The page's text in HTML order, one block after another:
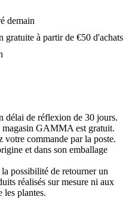
demain
à partir de €50 d'achats
délai de réflexion de 30 jours.
magasin GAMMA est gratuit.
votre commande par la poste.
et dans son emballage
possibilité de retourner un
réalisés sur mesure ni aux
les plantes.